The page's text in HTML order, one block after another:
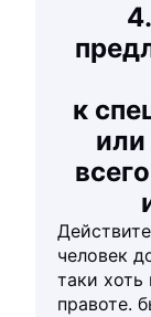
к
или
человек
таки
правоте.